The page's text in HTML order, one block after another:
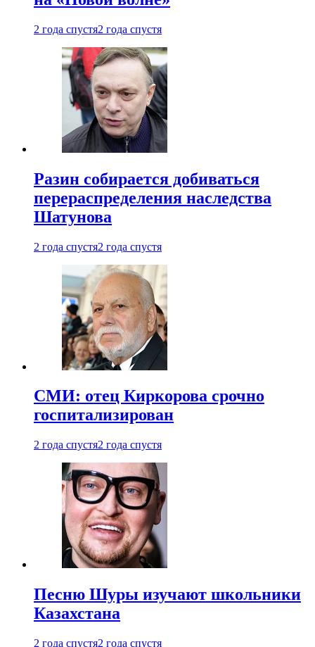
2 года спустя2 года спустя
Разин собирается добиваться
перераспределения наследства
Шатунова
2 года спустя2 года спустя
СМИ: отец Киркорова срочно
госпитализирован
2 года спустя2 года спустя
Песню Шуры изучают школьники
Казахстана
2 года спустя2 года спустя